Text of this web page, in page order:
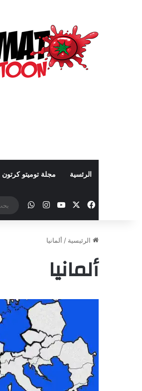
الرئسية مجلة توميتو كرتون
فيسبوك ‫YouTube
انستقرامواتساب
الرئيسية / ألمانيا
ألمانيا